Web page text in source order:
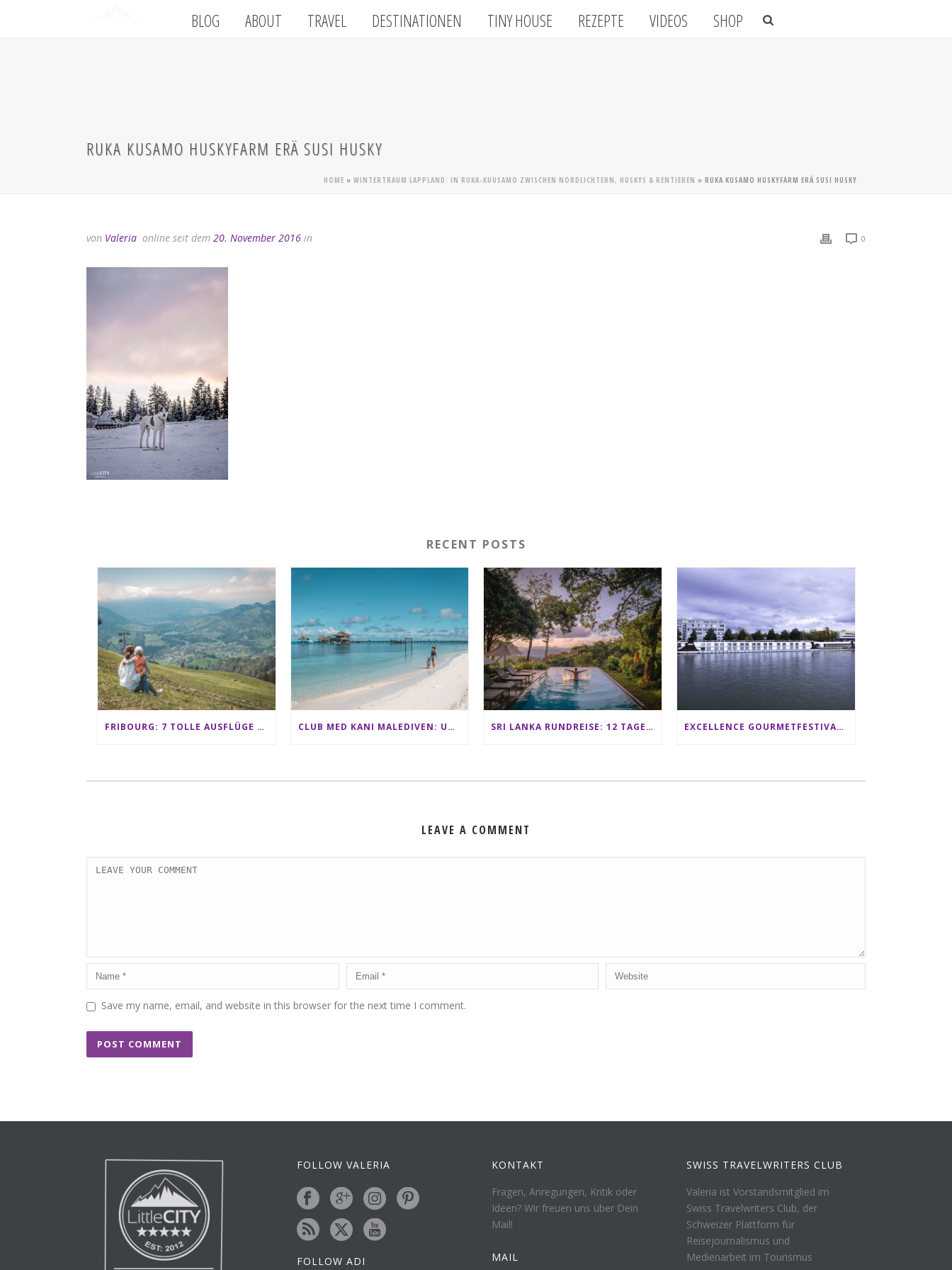
BLOG ABOUT TRAVEL DESTINATIONEN TINY HOUSE REZEPTE VIDEOS SHOP
RUKA KUSAMO HUSKYFARM ERÄ SUSI HUSKY
HOME » WINTERTRAUM LAPPLAND: IN RUKA-KUUSAMO ZWISCHEN NORDLICHTERN, HUSKYS & RENTIEREN » RUKA KUSAMO HUSKYFARM ERÄ SUSI HUSKY
von Valeria online seit dem 20. November 2016 in 0
RECENT POSTS
FRIBOURG: 7 TOLLE AUSFLÜGE FÜR FAMILIEN VON CHARMEY BIS LES PACCOTS CLUB MED KANI MALEDIVEN: UNSERE ERFAHRUNGEN IM ALL-INCLUSIVE PARADIES SRI LANKA RUNDREISE: 12 TAGE ZWISCHEN ELEFANTEN, TEEPLANTAGEN & STRAND ALS FAMILIE EXCELLENCE GOURMETFESTIVAL ´25: ZWEI STERNEKÖCHE ANTONIO GUIDA & DARIO MORESCO VERWÖHNEN IHRE GÄSTE AUF EINER LUXERIÖSEN SCHIFFSREISE
LEAVE A COMMENT
Save my name, email, and website in this browser for the next time I comment.
FOLLOW VALERIA
FOLLOW ADI
KONTAKT
Fragen, Anregungen, Kritik oder
Ideen? Wir freuen uns über Dein
Mail!
MAIL
SWISS TRAVELWRITERS CLUB
Valeria ist Vorstandsmitglied im
Swiss Travelwriters Club, der
Schweizer Plattform für
Reisejournalismus und
Medienarbeit im Tourismus